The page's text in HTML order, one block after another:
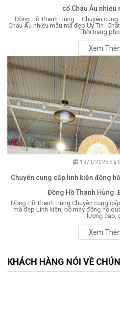
cổ Châu Âu nhiều
Đồng Hồ Thanh Hùng – Chuyên
Châu Âu nhiều mẫu mã đẹp Uy Tín-
Thời trang
Xem
19/3/2025
Chuyên cung cấp linh kiện đồng
Đồng Hồ Thanh Hùng.
Đồng Hồ Thanh Hùng Chuyên cung
mã đẹp Linh kiện, bộ máy đồng hồ
lượng cao,
Xem
KHÁCH HÀNG NÓI VỀ